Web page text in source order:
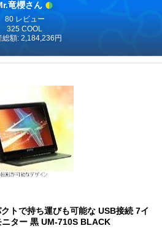
竜櫻さん
80 レビュー
325 COOL
総額: 2,184,236円
トで持ち運びも可能な USB接続 7イ
ター 黒 UM-710S BLACK